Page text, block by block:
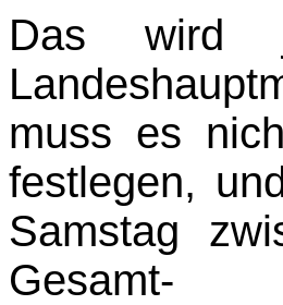
Das wird
muss es
festlegen,
Samstag
Gesamt-